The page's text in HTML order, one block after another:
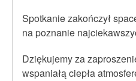
Spotkanie zakończył
na poznanie
Dziękujemy za
wspaniałą ciepła